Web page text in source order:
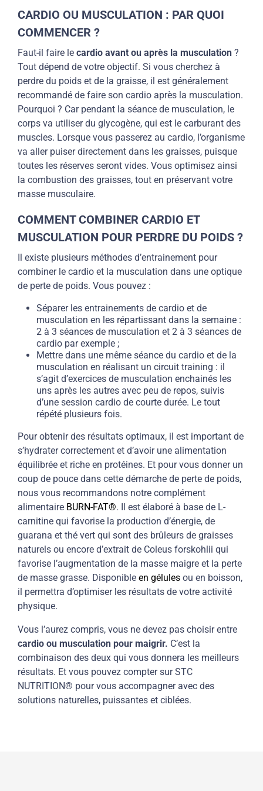
CARDIO OU MUSCULATION : PAR QUOI
COMMENCER ?
Faut-il faire le cardio avant ou après la musculation ?
Tout dépend de votre objectif. Si vous cherchez à
perdre du poids et de la graisse, il est généralement
recommandé de faire son cardio après la musculation.
Pourquoi ? Car pendant la séance de musculation, le
corps va utiliser du glycogène, qui est le carburant des
muscles. Lorsque vous passerez au cardio, l’organisme
va aller puiser directement dans les graisses, puisque
toutes les réserves seront vides. Vous optimisez ainsi
la combustion des graisses, tout en préservant votre
masse musculaire.
COMMENT COMBINER CARDIO ET
MUSCULATION POUR PERDRE DU POIDS ?
Il existe plusieurs méthodes d’entrainement pour
combiner le cardio et la musculation dans une optique
de perte de poids. Vous pouvez :
Séparer les entrainements de cardio et de
musculation en les répartissant dans la semaine :
2 à 3 séances de musculation et 2 à 3 séances de
cardio par exemple ;
Mettre dans une même séance du cardio et de la
musculation en réalisant un circuit training : il
s’agit d’exercices de musculation enchainés les
uns après les autres avec peu de repos, suivis
d’une session cardio de courte durée. Le tout
répété plusieurs fois.
Pour obtenir des résultats optimaux, il est important de
s’hydrater correctement et d’avoir une alimentation
équilibrée et riche en protéines. Et pour vous donner un
coup de pouce dans cette démarche de perte de poids,
nous vous recommandons notre complément
alimentaire BURN-FAT®. Il est élaboré à base de L-
carnitine qui favorise la production d’énergie, de
guarana et thé vert qui sont des brûleurs de graisses
naturels ou encore d’extrait de Coleus forskohlii qui
favorise l’augmentation de la masse maigre et la perte
de masse grasse. Disponible en gélules ou en boisson,
il permettra d’optimiser les résultats de votre activité
physique.
Vous l’aurez compris, vous ne devez pas choisir entre
cardio ou musculation pour maigrir. C’est la
combinaison des deux qui vous donnera les meilleurs
résultats. Et vous pouvez compter sur STC
NUTRITION® pour vous accompagner avec des
solutions naturelles, puissantes et ciblées.